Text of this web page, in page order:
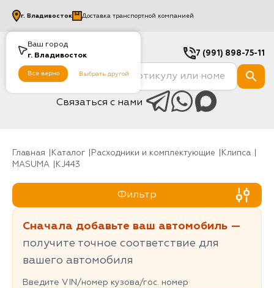
Ваш город
г. Владивосток
Все верно Выбрать другой
г. Владивосток Доставка транспортной компанией
7 (991) 898-75-11
Связаться с нами
Главная Каталог Расходники и комплектующие
клипса
MASUMA
KJ443
Фильтр
Сначала добавьте ваш автомобиль —
получите точное соответствие для
вашего автомобиля
Введите VIN/номер кузова/гос. номер